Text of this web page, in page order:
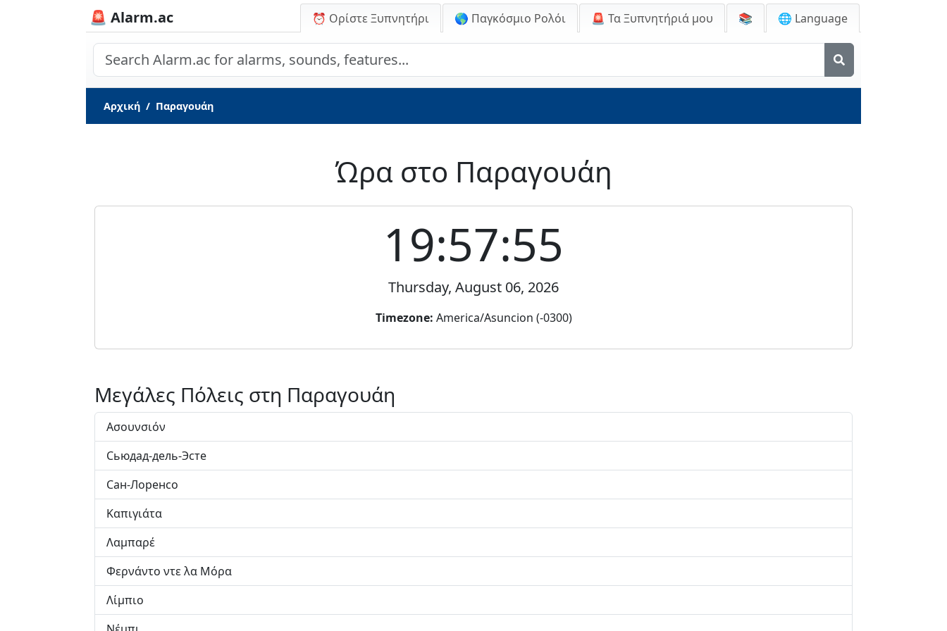
🚨 Alarm.ac ⏰ Ορίστε Ξυπνητήρι 🌎 Παγκόσμιο Ρολόι 🚨 Τα Ξυπνητήριά μου 📚 🌐 Language
Αρχική Παραγουάη
Ώρα στο Παραγουάη
19:57:55
Thursday, August 06, 2026
Timezone: America/Asuncion (-0300)
Μεγάλες Πόλεις στη Παραγουάη
Ασουνσιόν
Сьюдад-дель-Эсте
Сан-Лоренсо
Καπιγιάτα
Λαμπαρέ
Φερνάντο ντε λα Μόρα
Λίμπιο